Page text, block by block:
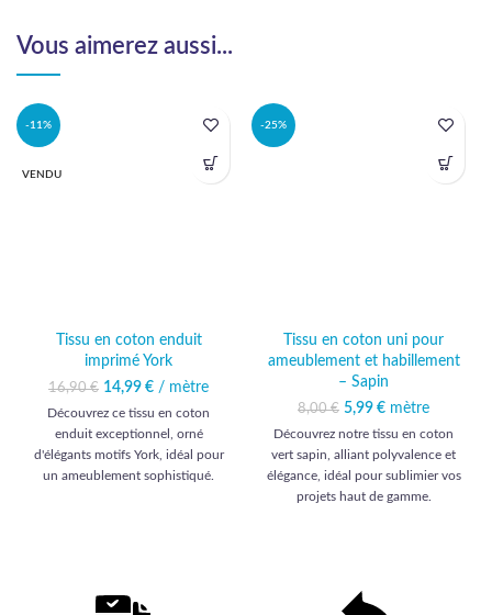
Vous aimerez aussi...
-11%
VENDU
Tissu en coton enduit
imprimé York
16,90€
Le prix initial était :
16,90 €.
14,99 €
Le prix
actuel est :
14,99 €.
/ mètre
Découvrez ce tissu en coton
enduit exceptionnel, orné
d'élégants motifs York, idéal pour
un ameublement sophistiqué.
-25%
Tissu en coton uni pour
ameublement et habillement
– Sapin
8,00€ Le prix initial était :
5,99 € Le prix actuel
est : 5,99 €.
mètre
Découvrez notre tissu en coton
vert sapin, alliant polyvalence et
élégance, idéal pour sublimier vos
projets haut de gamme.